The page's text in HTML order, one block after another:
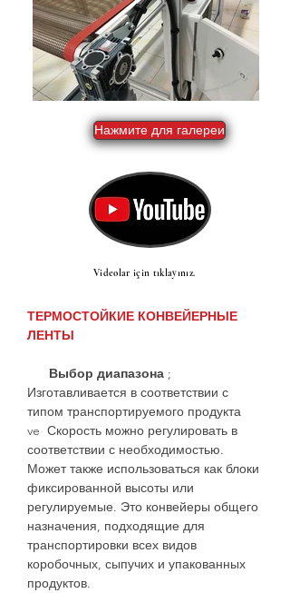
Нажмите для галереи
Videolar için tıklayınız.
ТЕРМОСТОЙКИЕ КОНВЕЙЕРНЫЕ
ЛЕНТЫ
Выбор диапазона ;
Изготавливается в соответствии с
типом транспортируемого продукта
ve Скорость можно регулировать в
соответствии с необходимостью.
Может также использоваться как блоки
фиксированной высоты или
регулируемые. Это конвейеры общего
назначения, подходящие для
транспортировки всех видов
коробочных, сыпучих и упакованных
продуктов.